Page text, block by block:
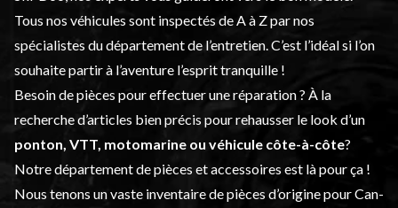
Tous nos véhicules sont inspectés de A à Z par nos
spécialistes du département de l’entretien . C’est l’idéal si l’on
souhaite partir à l’aventure l’esprit tranquille !
Besoin de pièces pour effectuer une réparation ? À la
recherche d’articles bien précis pour rehausser le look d’un
ponton, VTT, motomarine ou véhicule côte-à-côte?
Notre département depièces et accessoires est là pour ça !
Nous tenons un vaste inventaire de pièces d’origine pour Can-